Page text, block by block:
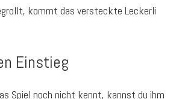
kommt das versteckte Leckerli
Einstieg
Spiel noch nicht kennt, kannst du ihm